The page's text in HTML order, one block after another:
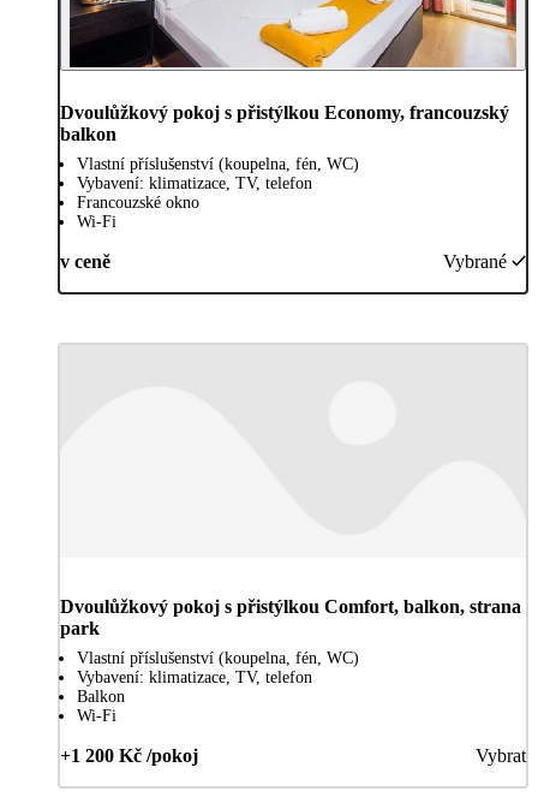
Dvoulůžkový pokoj s přistýlkou Economy, francouzský
balkon
Vlastní příslušenství (koupelna, fén, WC)
Vybavení: klimatizace, TV, telefon
Francouzské okno
Wi-Fi
v ceně Vybrané
Dvoulůžkový pokoj s přistýlkou Comfort, balkon, strana
park
Vlastní příslušenství (koupelna, fén, WC)
Vybavení: klimatizace, TV, telefon
Balkon
Wi-Fi
+1 200 Kč /pokoj Vybrat